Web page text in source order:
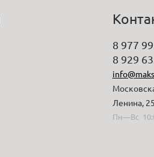
8 977
8 929
Ленина, 25
Пн—Вс